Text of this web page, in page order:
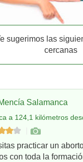
sugerimos las
cercanas
Salamanca
a 124,1 kilómetros
practicar un
con toda la